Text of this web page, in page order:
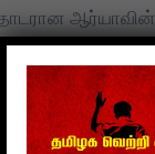
மேலும் பிக் பாஸ்
முதல்
எடுக்கப்படும்